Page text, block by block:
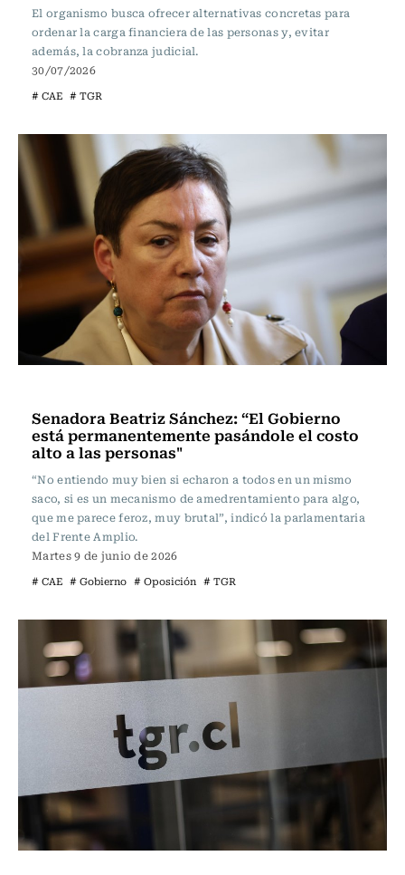
El organismo busca ofrecer alternativas concretas para
ordenar la carga financiera de las personas y, evitar
además, la cobranza judicial.
30/07/2026
# CAE # TGR
Senadora Beatriz Sánchez: “El Gobierno
está permanentemente pasándole el costo
alto a las personas"
“No entiendo muy bien si echaron a todos en un mismo
saco, si es un mecanismo de amedrentamiento para algo,
que me parece feroz, muy brutal”, indicó la parlamentaria
del Frente Amplio.
Martes 9 de junio de 2026
# CAE # Gobierno # Oposición # TGR